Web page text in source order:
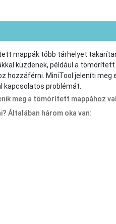
mappák több tárhelyet
küzdenek, például a
hozzáférni. MiniTool jeleníti
kapcsolatos problémát.
meg a tömörített mappához
Általában három oka van: